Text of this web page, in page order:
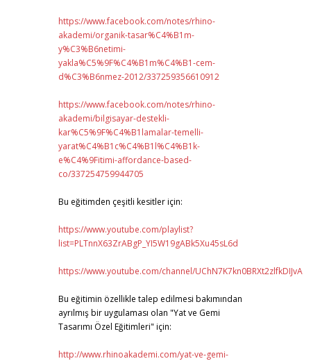
https://www.facebook.com/notes/rhino-
akademi/organik-tasar%C4%B1m-
y%C3%B6netimi-
yakla%C5%9F%C4%B1m%C4%B1-cem-
d%C3%B6nmez-2012/337259356610912
https://www.facebook.com/notes/rhino-
akademi/bilgisayar-destekli-
kar%C5%9F%C4%B1lamalar-temelli-
yarat%C4%B1c%C4%B1l%C4%B1k-
e%C4%9Fitimi-affordance-based-
co/337254759944705
Bu eğitimden çeşitli kesitler için:
https://www.youtube.com/playlist?
list=PLTnnX63ZrABgP_YI5W19gABk5Xu45sL6d
https://www.youtube.com/channel/UChN7K7kn0BRXt2zlfkDIJvA
Bu eğitimin özellikle talep edilmesi bakımından
ayrılmış bir uygulaması olan "Yat ve Gemi
Tasarımı Özel Eğitimleri" için:
http://www.rhinoakademi.com/yat-ve-gemi-